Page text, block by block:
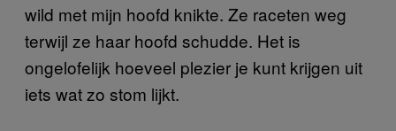
wild met mijn hoofd knikte. Ze raceten weg
terwijl ze haar hoofd schudde. Het is
ongelofelijk hoeveel plezier je kunt krijgen uit
iets wat zo stom lijkt.